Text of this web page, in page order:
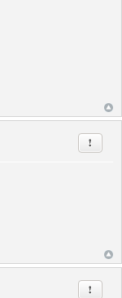
รายงา
รายงา